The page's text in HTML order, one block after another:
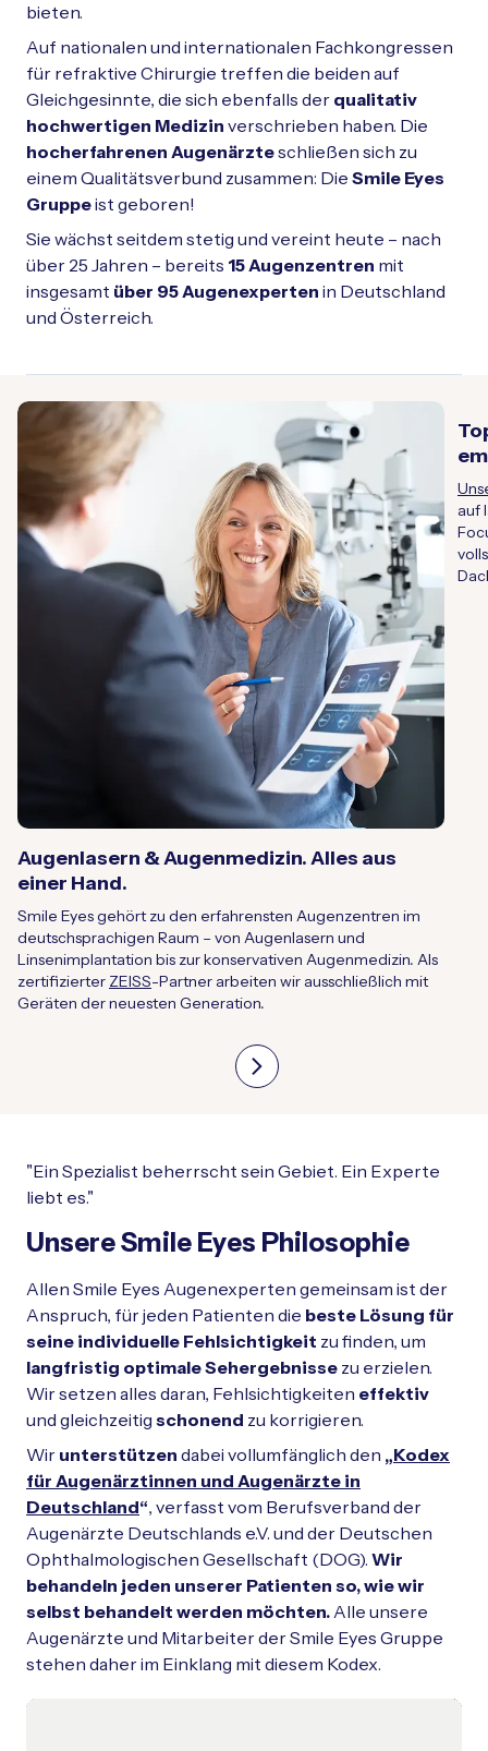
bieten.
Auf nationalen und internationalen Fachkongressen
für refraktive Chirurgie treffen die beiden auf
Gleichgesinnte, die sich ebenfalls der qualitativ
hochwertigen Medizin verschrieben haben. Die
hocherfahrenen Augenärzteschließen sich zu
einem Qualitätsverbund zusammen: Die Smile Eyes
Gruppeist geboren!
Sie wächst seitdem stetig und vereint heute – nach
über 25 Jahren – bereits 15 Augenzentren mit
insgesamt über 95 Augenexperten in Deutschland
und Österreich.
Augenlasern & Augenmedizin. Alles aus
einer Hand.
Smile Eyes gehört zu den erfahrensten Augenzentren im
deutschsprachigen Raum – von Augenlasern und
Linsenimplantation bis zur konservativen Augenmedizin. Als
zertifizierter ZEISS-Partner arbeiten wir ausschließlich mit
Geräten der neuesten Generation.
auf
"Ein Spezialist beherrscht sein Gebiet. Ein Experte
liebt es."
Unsere Smile Eyes Philosophie
Allen Smile Eyes Augenexperten gemeinsam ist der
Anspruch, für jeden Patienten die beste Lösung für
seine individuelle Fehlsichtigkeit zu finden, um
langfristig optimale Sehergebnisse zu erzielen.
Wir setzen alles daran, Fehlsichtigkeiten effektiv
und gleichzeitig schonend zu korrigieren.
Wir unterstützen dabei vollumfänglich den „Kodex
für Augenärztinnen und Augenärzte in
Deutschland“, verfasst vom Berufsverband der
Augenärzte Deutschlands e.V. und der Deutschen
Ophthalmologischen Gesellschaft (DOG). Wir
behandeln jeden unserer Patienten so, wie wir
selbst behandelt werden möchten. Alle unsere
Augenärzte und Mitarbeiter der Smile Eyes Gruppe
stehen daher im Einklang mit diesem Kodex.